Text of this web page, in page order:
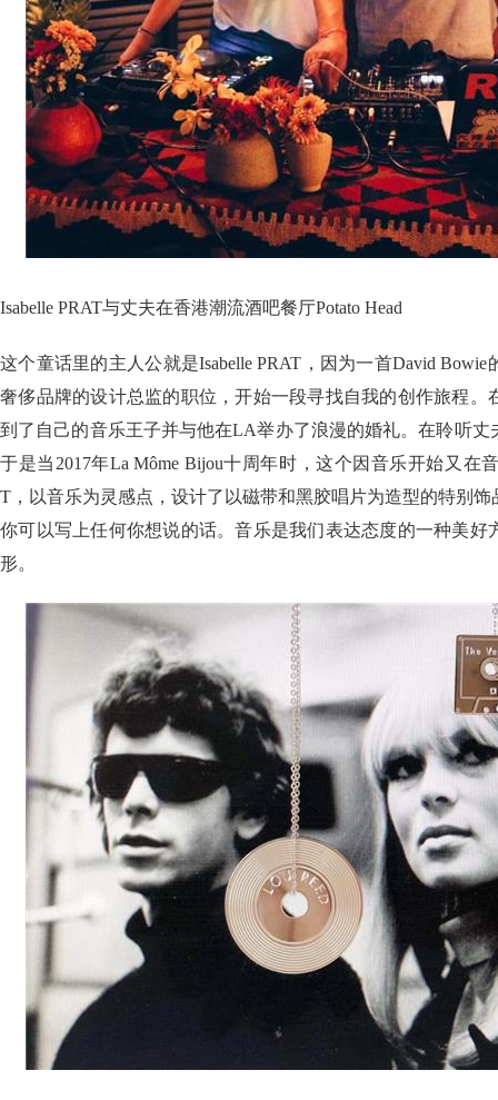
Isabelle PRAT与丈夫在香港潮流酒吧餐厅Potato Head
这个童话里的主人公就是Isabelle PRAT，因为一首David
奢侈品牌的设计总监的职位，开始一段寻找自我的创作旅程。
到了自己的音乐王子并与他在LA举办了浪漫的婚礼。在聆听丈
于是当2017年La Môme Bijou十周年时，这个因音乐开始又在
T，以音乐为灵感点，设计了以磁带和黑胶唱片为造型的特别
你可以写上任何你想说的话。音乐是我们表达态度的一种美好
形。